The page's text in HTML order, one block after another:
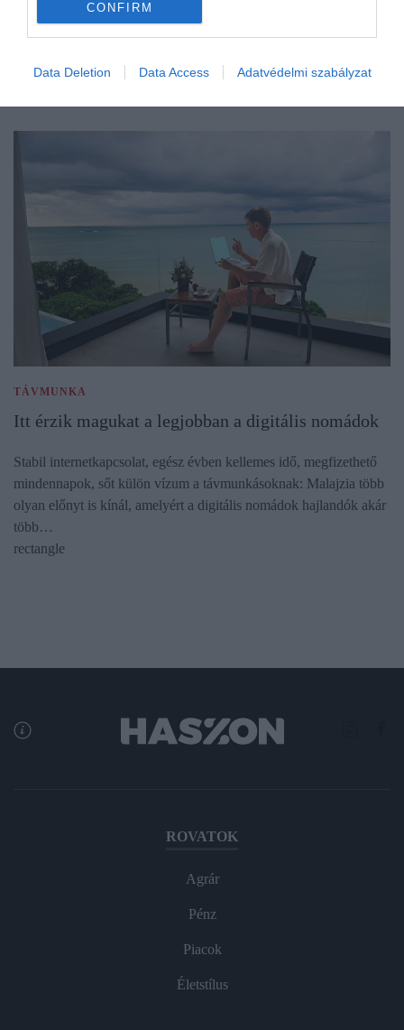
CONFIRM
Data Deletion Data Access Adatvédelmi szabályzat
TÁVMUNKA
Itt érzik magukat a legjobban a digitális nomádok
Stabil internetkapcsolat, egész évben kellemes idő, megfizethető
mindennapok, sőt külön vízum a távmunkásoknak: Malajzia több
olyan előnyt is kínál, amelyért a digitális nomádok hajlandók akár
több…
rectangle
ROVATOK
Agrár
Pénz
Piacok
Életstílus